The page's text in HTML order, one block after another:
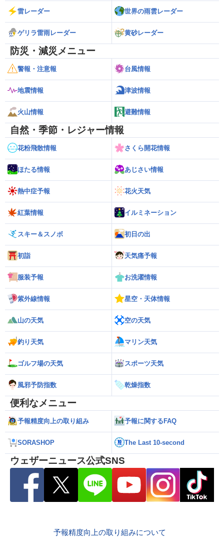
雷レーダー 世界の雨雲レーダー
ゲリラ雷雨レーダー 黄砂レーダー
防災・減災メニュー
警報・注意報 台風情報
地震情報 津波情報
火山情報 避難情報
自然・季節・レジャー情報
花粉飛散情報 さくら開花情報
ほたる情報 あじさい情報
熱中症予報 花火天気
紅葉情報 イルミネーション
スキー＆スノボ 初日の出
初詣 天気痛予報
服装予報 お洗濯情報
紫外線情報 星空・天体情報
山の天気 空の天気
釣り天気 マリン天気
ゴルフ場の天気 スポーツ天気
風邪予防指数 乾燥指数
便利なメニュー
予報精度向上の取り組み 予報に関するFAQ
SORASHOP The Last 10-second
ウェザーニュース公式SNS
予報精度向上の取り組みについて